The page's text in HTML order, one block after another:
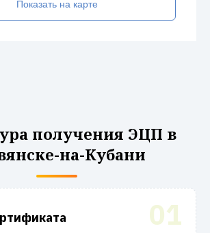
Показать на карте
получения ЭЦП в
на-Кубани
01